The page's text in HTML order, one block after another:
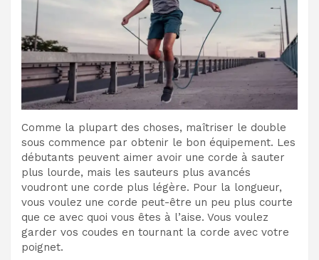
Comme la plupart des choses, maîtriser le double
sous commence par obtenir le bon équipement. Les
débutants peuvent aimer avoir une corde à sauter
plus lourde, mais les sauteurs plus avancés
voudront une corde plus légère. Pour la longueur,
vous voulez une corde peut-être un peu plus courte
que ce avec quoi vous êtes à l’aise. Vous voulez
garder vos coudes en tournant la corde avec votre
poignet.